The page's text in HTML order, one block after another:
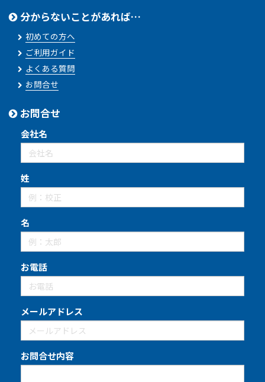
分からないことがあれば…
初めての方へ
ご利用ガイド
よくある質問
お問合せ
お問合せ
会社名
姓
名
お電話
メールアドレス
お問合せ内容